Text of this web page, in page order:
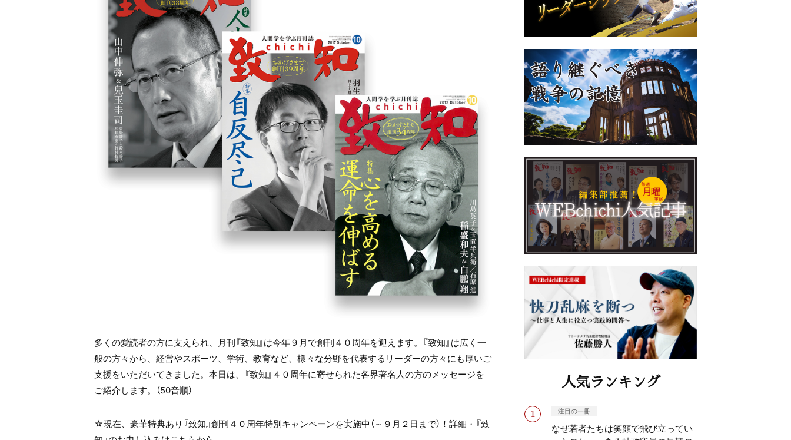
多くの愛読者の方に支えられ、月刊『致知』は今年９月で創刊４０周年を迎えます。『致知』は広く一
般の方々から、経営やスポーツ、学術、教育など、様々な分野を代表するリーダーの方々にも厚いご
支援をいただいてきました。本日は、『致知』４０周年に寄せられた各界著名人の方のメッセージを
ご紹介します。（50音順）
☆現在、豪華特典あり『致知』創刊４０周年特別キャンペーンを実施中（～９月２日まで）！詳細・『致
人気ランキング
注目の一冊
なぜ若者たちは笑顔で飛び立ってい